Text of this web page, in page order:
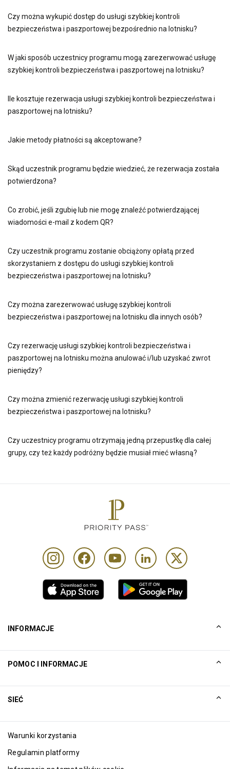
Czy można wykupić dostęp do usługi szybkiej kontroli
bezpieczeństwa i paszportowej bezpośrednio na lotnisku?
W jaki sposób uczestnicy programu mogą zarezerwować usługę
szybkiej kontroli bezpieczeństwa i paszportowej na lotnisku?
Ile kosztuje rezerwacja usługi szybkiej kontroli bezpieczeństwa i
paszportowej na lotnisku?
Jakie metody płatności są akceptowane?
Skąd uczestnik programu będzie wiedzieć, że rezerwacja została
potwierdzona?
Co zrobić, jeśli zgubię lub nie mogę znaleźć potwierdzającej
wiadomości e-mail z kodem QR?
Czy uczestnik programu zostanie obciążony opłatą przed
skorzystaniem z dostępu do usługi szybkiej kontroli
bezpieczeństwa i paszportowej na lotnisku?
Czy można zarezerwować usługę szybkiej kontroli
bezpieczeństwa i paszportowej na lotnisku dla innych osób?
Czy rezerwację usługi szybkiej kontroli bezpieczeństwa i
paszportowej na lotnisku można anulować i/lub uzyskać zwrot
pieniędzy?
Czy można zmienić rezerwację usługi szybkiej kontroli
bezpieczeństwa i paszportowej na lotnisku?
Czy uczestnicy programu otrzymają jedną przepustkę dla całej
grupy, czy też każdy podróżny będzie musiał mieć własną?
INFORMACJE
Excellence Awards
Blog
POMOC I INFORMACJE
SIEĆ
Warunki korzystania
Regulamin platformy